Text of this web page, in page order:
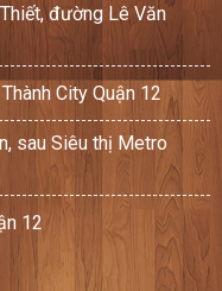
đường Lê Văn
City Quận 12
sau Siêu thị Metro
12